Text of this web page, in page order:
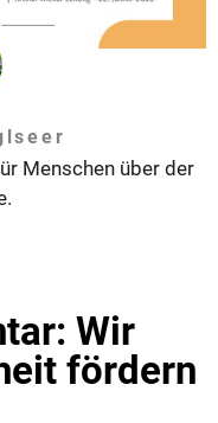
Menschen über der
Wir
fördern